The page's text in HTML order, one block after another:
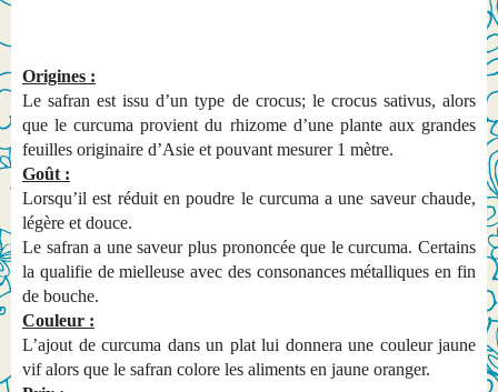
Origines :
Le safran est issu d’un type de crocus; le crocus sativus, alors
que le curcuma provient du rhizome d’une plante aux grandes
feuilles originaire d’Asie et pouvant mesurer 1 mètre.
Goût :
Lorsqu’il est réduit en poudre le curcuma a une saveur chaude,
légère et douce.
Le safran a une saveur plus prononcée que le curcuma. Certains
la qualifie de mielleuse avec des consonances métalliques en fin
de bouche.
Couleur :
L’ajout de curcuma dans un plat lui donnera une couleur jaune
vif alors que le safran colore les aliments en jaune oranger.